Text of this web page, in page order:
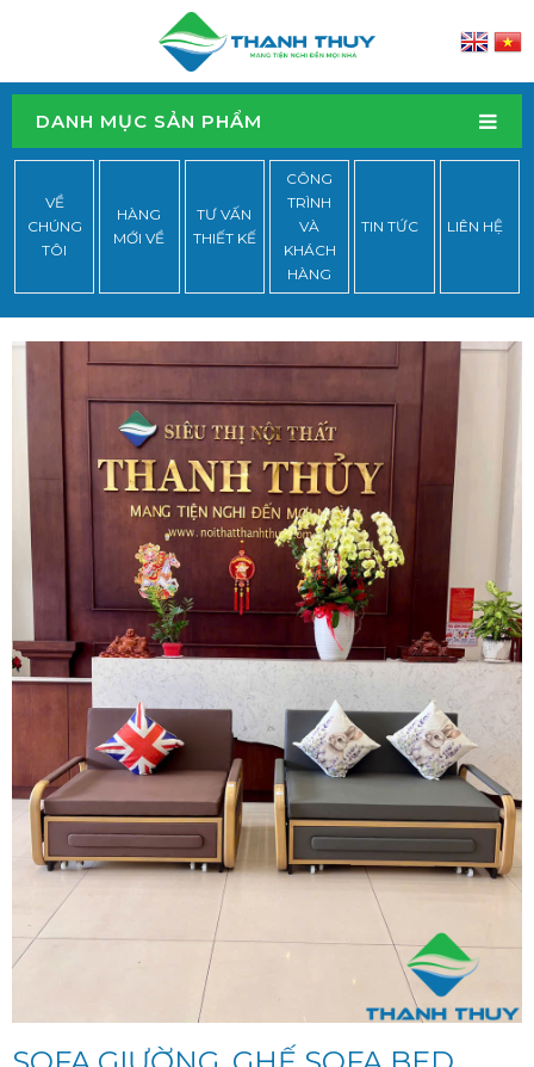
DANH MỤC SẢN PHẨM
VỀ
CHÚNG
TÔI
HÀNG
MỚI VỀ
TƯ VẤN
THIẾT KẾ
CÔNG
TRÌNH
VÀ
KHÁCH
HÀNG
TIN TỨC LIÊN HỆ